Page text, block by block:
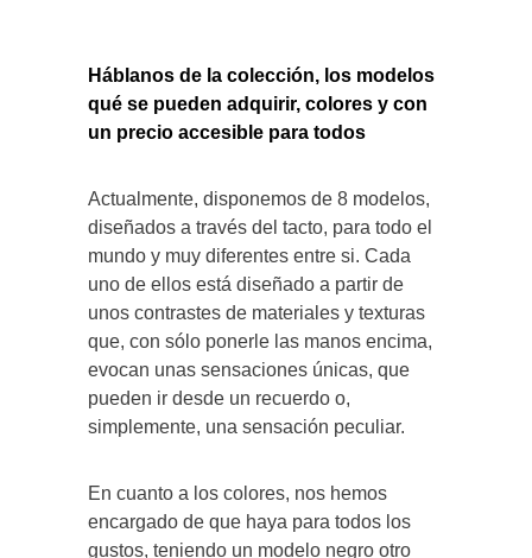
Háblanos de la colección, los modelos
qué se pueden adquirir, colores y con
un precio accesible para todos
Actualmente, disponemos de 8 modelos,
diseñados a través del tacto, para todo el
mundo y muy diferentes entre si. Cada
uno de ellos está diseñado a partir de
unos contrastes de materiales y texturas
que, con sólo ponerle las manos encima,
evocan unas sensaciones únicas, que
pueden ir desde un recuerdo o,
simplemente, una sensación peculiar.
En cuanto a los colores, nos hemos
encargado de que haya para todos los
gustos, teniendo un modelo negro otro